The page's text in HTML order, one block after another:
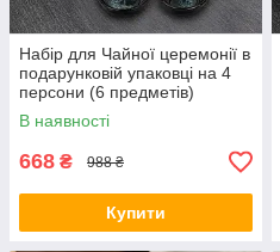
Набір для Чайної церемонії в
подарунковій упаковці на 4
персони (6 предметів)
Коричнево-синій
В наявності
668 ₴ 988 ₴
Купити